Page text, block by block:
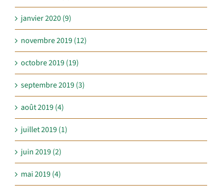
janvier 2020 (9)
novembre 2019 (12)
octobre 2019 (19)
septembre 2019 (3)
août 2019 (4)
juillet 2019 (1)
juin 2019 (2)
mai 2019 (4)